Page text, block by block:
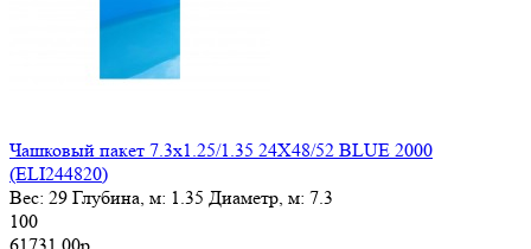
Чашковый пакет 7.3х1.25/1.35 24X48/52 BLUE 2000
(ELI244820)
Вес: 29 Глубина, м: 1.35 Диаметр, м: 7.3
100